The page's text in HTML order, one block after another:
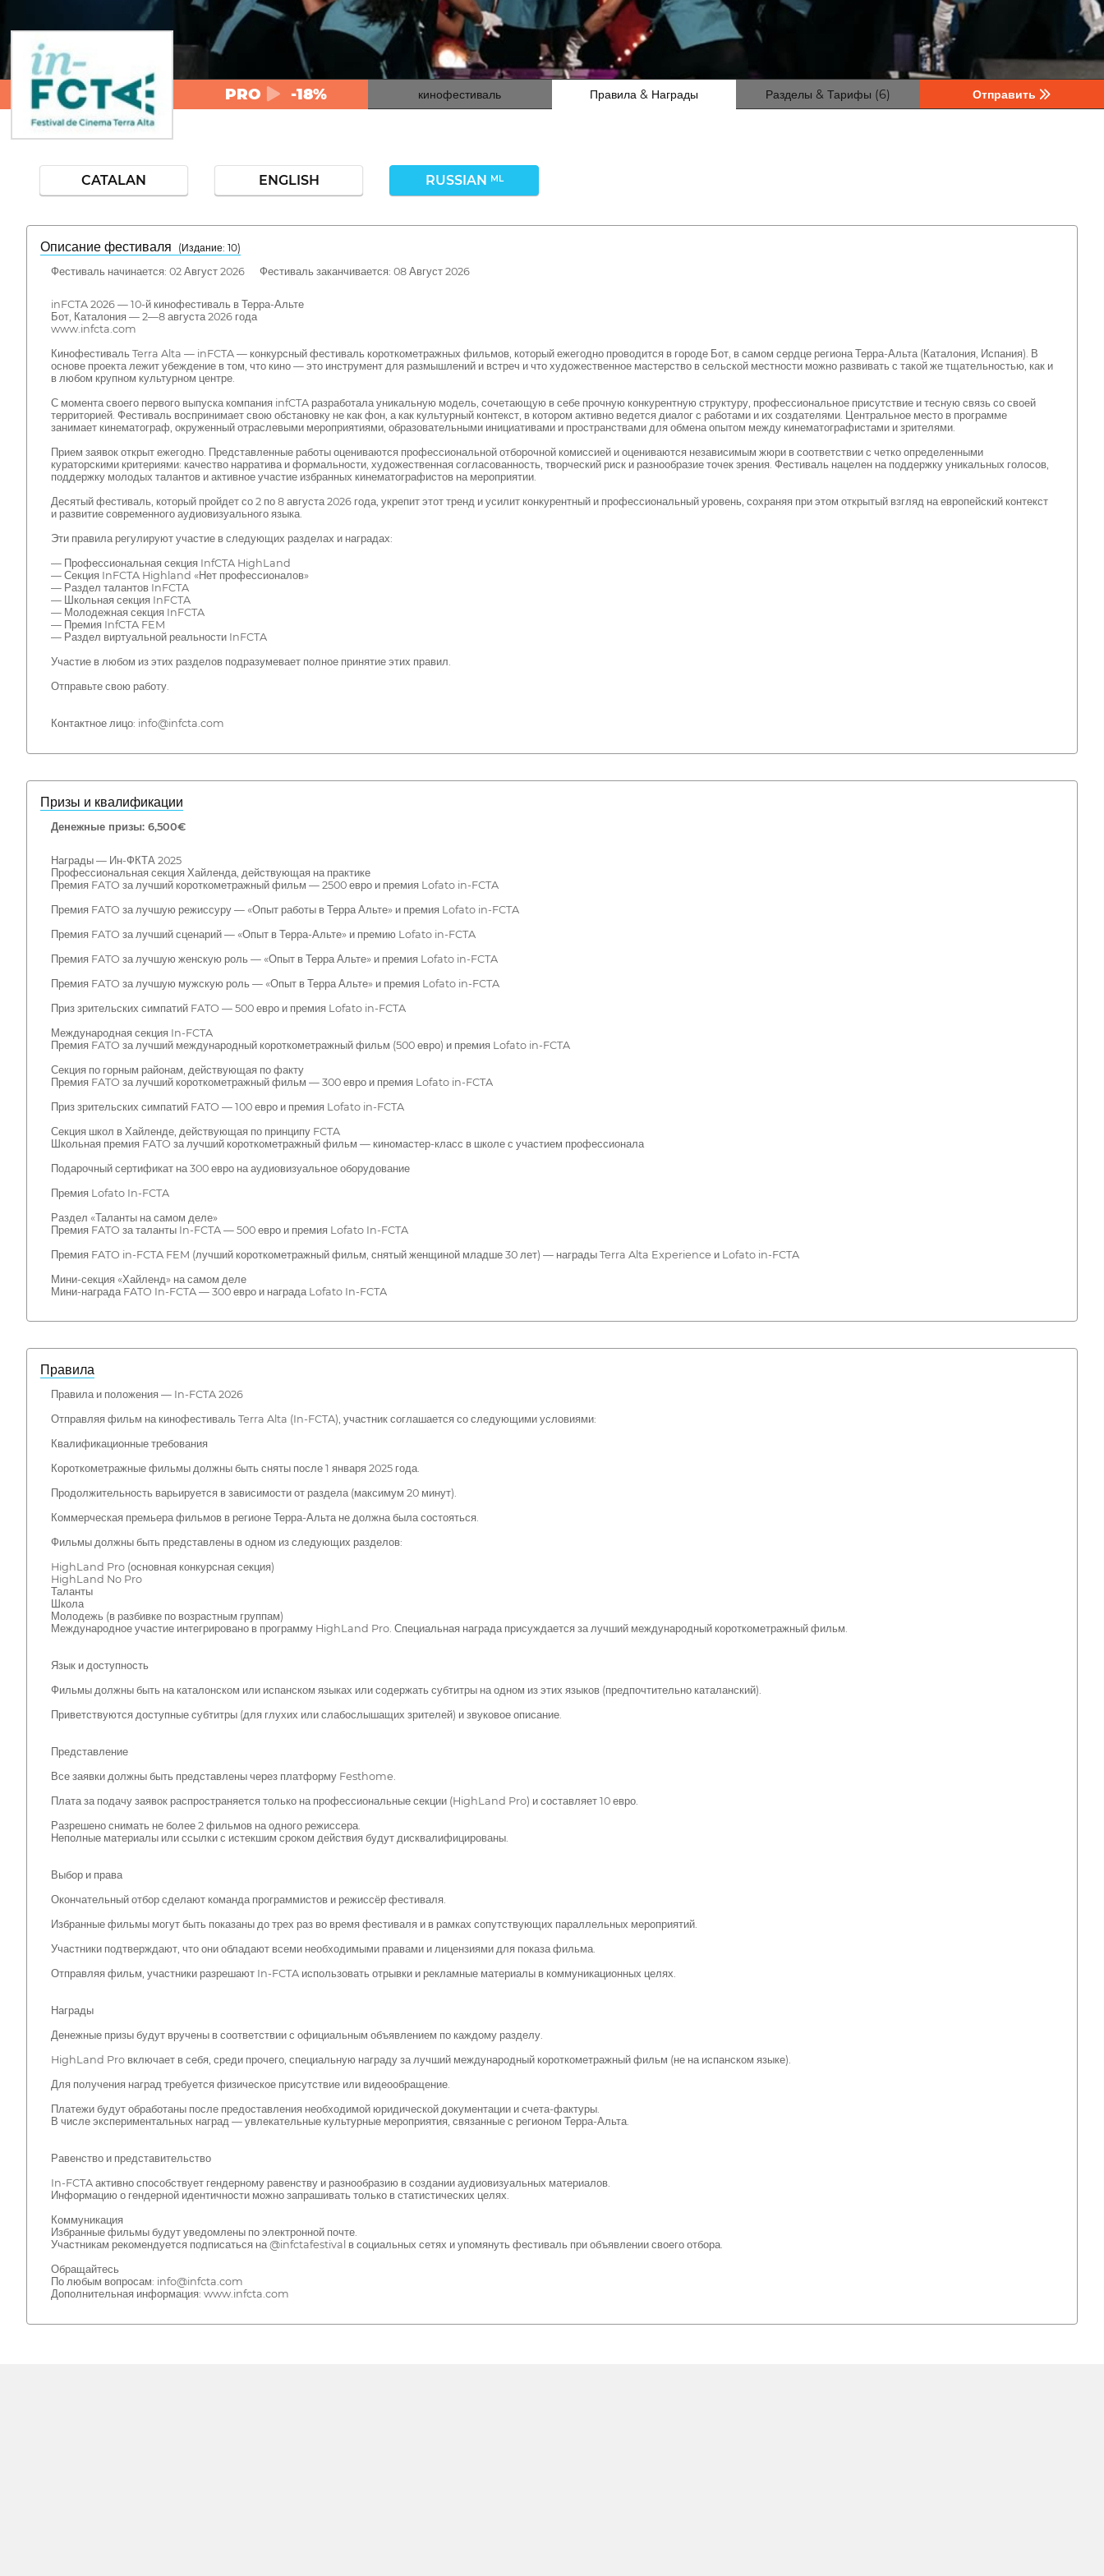
PRO -18% кинофестиваль Правила & Награды Разделы & Тарифы (6) Отправить
CATALAN ENGLISH RUSSIAN ML
Описание фестиваля
( Издание: 10)
Фестиваль начинается: 02 Август 2026 Фестиваль заканчивается: 08 Август 2026
inFCTA 2026 — 10-й кинофестиваль в Терра-Альте
Бот, Каталония — 2—8 августа 2026 года
www.infcta.com
Кинофестиваль Terra Alta — inFCTA — конкурсный фестиваль короткометражных фильмов, который ежегодно проводится в городе Бот, в самом сердце региона Терра-Альта (Каталония, Испания). В
основе проекта лежит убеждение в том, что кино — это инструмент для размышлений и встреч и что художественное мастерство в сельской местности можно развивать с такой же тщательностью, как и
в любом крупном культурном центре.
С момента своего первого выпуска компания infCTA разработала уникальную модель, сочетающую в себе прочную конкурентную структуру, профессиональное присутствие и тесную связь со своей
территорией. Фестиваль воспринимает свою обстановку не как фон, а как культурный контекст, в котором активно ведется диалог с работами и их создателями. Центральное место в программе
занимает кинематограф, окруженный отраслевыми мероприятиями, образовательными инициативами и пространствами для обмена опытом между кинематографистами и зрителями.
Прием заявок открыт ежегодно. Представленные работы оцениваются профессиональной отборочной комиссией и оцениваются независимым жюри в соответствии с четко определенными
кураторскими критериями: качество нарратива и формальности, художественная согласованность, творческий риск и разнообразие точек зрения. Фестиваль нацелен на поддержку уникальных голосов,
поддержку молодых талантов и активное участие избранных кинематографистов на мероприятии.
Десятый фестиваль, который пройдет со 2 по 8 августа 2026 года, укрепит этот тренд и усилит конкурентный и профессиональный уровень, сохраняя при этом открытый взгляд на европейский контекст
и развитие современного аудиовизуального языка.
Эти правила регулируют участие в следующих разделах и наградах:
— Профессиональная секция InfCTA HighLand
— Секция InFCTA Highland «Нет профессионалов»
— Раздел талантов InFCTA
— Школьная секция InFCTA
— Молодежная секция InFCTA
— Премия InfCTA FEM
— Раздел виртуальной реальности InFCTA
Участие в любом из этих разделов подразумевает полное принятие этих правил.
Отправьте свою работу.
Контактное лицо: info@infcta.com
Призы и квалификации
Денежные призы: 6,500€
Награды — Ин-ФКТА 2025
Профессиональная секция Хайленда, действующая на практике
Премия FATO за лучший короткометражный фильм — 2500 евро и премия Lofato in-FCTA
Премия FATO за лучшую режиссуру — «Опыт работы в Терра Альте» и премия Lofato in-FCTA
Премия FATO за лучший сценарий — «Опыт в Терра-Альте» и премию Lofato in-FCTA
Премия FATO за лучшую женскую роль — «Опыт в Терра Альте» и премия Lofato in-FCTA
Премия FATO за лучшую мужскую роль — «Опыт в Терра Альте» и премия Lofato in-FCTA
Приз зрительских симпатий FATO — 500 евро и премия Lofato in-FCTA
Международная секция In-FCTA
Премия FATO за лучший международный короткометражный фильм (500 евро) и премия Lofato in-FCTA
Секция по горным районам, действующая по факту
Премия FATO за лучший короткометражный фильм — 300 евро и премия Lofato in-FCTA
Приз зрительских симпатий FATO — 100 евро и премия Lofato in-FCTA
Секция школ в Хайленде, действующая по принципу FCTA
Школьная премия FATO за лучший короткометражный фильм — киномастер-класс в школе с участием профессионала
Подарочный сертификат на 300 евро на аудиовизуальное оборудование
Премия Lofato In-FCTA
Раздел «Таланты на самом деле»
Премия FATO за таланты In-FCTA — 500 евро и премия Lofato In-FCTA
Премия FATO in-FCTA FEM (лучший короткометражный фильм, снятый женщиной младше 30 лет) — награды Terra Alta Experience и Lofato in-FCTA
Мини-секция «Хайленд» на самом деле
Мини-награда FATO In-FCTA — 300 евро и награда Lofato In-FCTA
Правила
Правила и положения — In-FCTA 2026
Отправляя фильм на кинофестиваль Terra Alta (In-FCTA), участник соглашается со следующими условиями:
Квалификационные требования
Короткометражные фильмы должны быть сняты после 1 января 2025 года.
Продолжительность варьируется в зависимости от раздела (максимум 20 минут).
Коммерческая премьера фильмов в регионе Терра-Альта не должна была состояться.
Фильмы должны быть представлены в одном из следующих разделов:
HighLand Pro (основная конкурсная секция)
HighLand No Pro
Таланты
Школа
Молодежь (в разбивке по возрастным группам)
Международное участие интегрировано в программу HighLand Pro. Специальная награда присуждается за лучший международный короткометражный фильм.
Язык и доступность
Фильмы должны быть на каталонском или испанском языках или содержать субтитры на одном из этих языков (предпочтительно каталанский).
Приветствуются доступные субтитры (для глухих или слабослышащих зрителей) и звуковое описание.
Представление
Все заявки должны быть представлены через платформу Festhome.
Плата за подачу заявок распространяется только на профессиональные секции (HighLand Pro) и составляет 10 евро.
Разрешено снимать не более 2 фильмов на одного режиссера.
Неполные материалы или ссылки с истекшим сроком действия будут дисквалифицированы.
Выбор и права
Окончательный отбор сделают команда программистов и режиссёр фестиваля.
Избранные фильмы могут быть показаны до трех раз во время фестиваля и в рамках сопутствующих параллельных мероприятий.
Участники подтверждают, что они обладают всеми необходимыми правами и лицензиями для показа фильма.
Отправляя фильм, участники разрешают In-FCTA использовать отрывки и рекламные материалы в коммуникационных целях.
Награды
Денежные призы будут вручены в соответствии с официальным объявлением по каждому разделу.
HighLand Pro включает в себя, среди прочего, специальную награду за лучший международный короткометражный фильм (не на испанском языке).
Для получения наград требуется физическое присутствие или видеообращение.
Платежи будут обработаны после предоставления необходимой юридической документации и счета-фактуры.
В числе экспериментальных наград — увлекательные культурные мероприятия, связанные с регионом Терра-Альта.
Равенство и представительство
In-FCTA активно способствует гендерному равенству и разнообразию в создании аудиовизуальных материалов.
Информацию о гендерной идентичности можно запрашивать только в статистических целях.
Коммуникация
Избранные фильмы будут уведомлены по электронной почте.
Участникам рекомендуется подписаться на @infctafestival в социальных сетях и упомянуть фестиваль при объявлении своего отбора.
Обращайтесь
По любым вопросам: info@infcta.com
Дополнительная информация: www.infcta.com